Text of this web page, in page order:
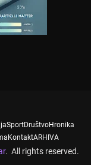
SportDruštvoHronika
KontaktARHIVA
. All rights reserved.